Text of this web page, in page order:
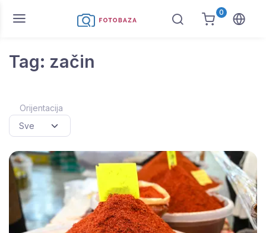
0
Tag: začin
Orijentacija